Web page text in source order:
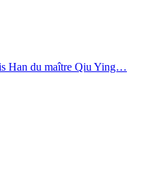
Han du maître Qiu Ying…